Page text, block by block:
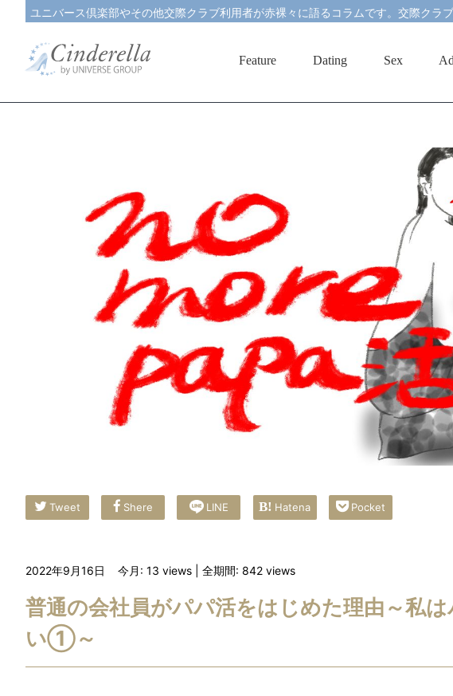
ユニバース倶楽部やその他交際クラブ利用者が赤裸々に語るコラムです。交際クラ
Feature Dating Sex
Tweet Shere LINE Hatena Pocket
2022年9月16日 今月: 13 views | 全期間: 842 views
普通の会社員がパパ活をはじめた理由～私
い①～